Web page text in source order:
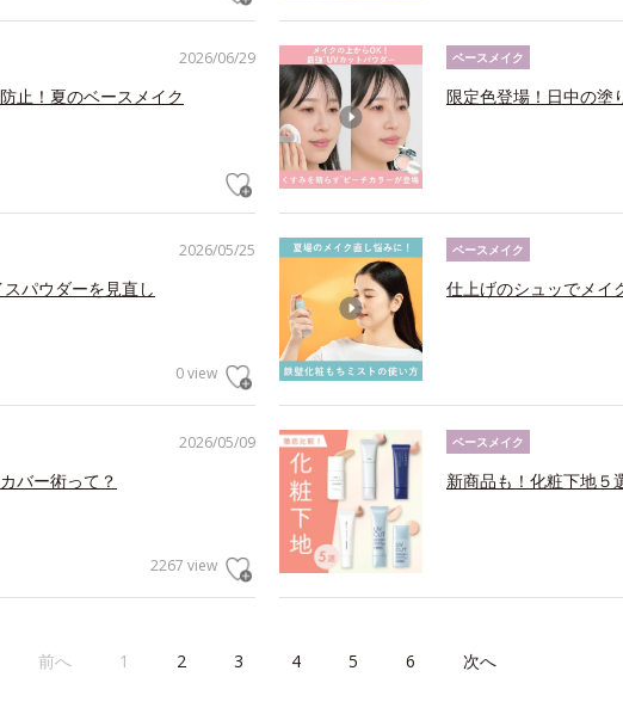
2026/06/29
止！夏のベースメイク
ベースメイク
限定色登場！日中の塗
2026/05/25
パウダーを見直し
0 view
ベースメイク
仕上げのシュッでメイ
2026/05/09
バー術って？
2267 view
ベースメイク
新商品も！化粧下地５
前へ 1 2 3 4 5 6 次へ